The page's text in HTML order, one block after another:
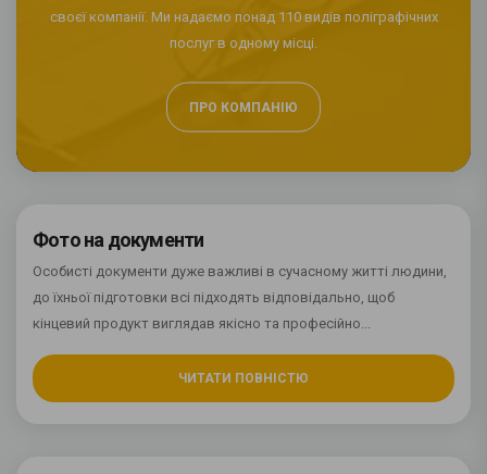
своєї компанії. Ми надаємо понад 110 видів поліграфічних
послуг в одному місці.
ПРО КОМПАНІЮ
Фото на документи
Особисті документи дуже важливі в сучасному житті людини,
до їхньої підготовки всі підходять відповідально, щоб
кінцевий продукт виглядав якісно та професійно...
ЧИТАТИ ПОВНІСТЮ